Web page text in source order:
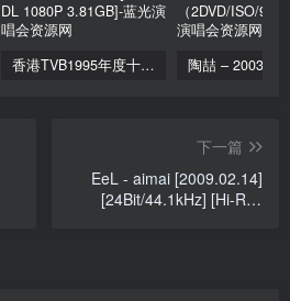
香港TVB1995年度十大劲歌金曲颁奖典礼 [WEB-DL 1080P 3.81GB]
下一篇
EeL - aimai [2009.02.14]
[24Bit/44.1kHz] [Hi-Res